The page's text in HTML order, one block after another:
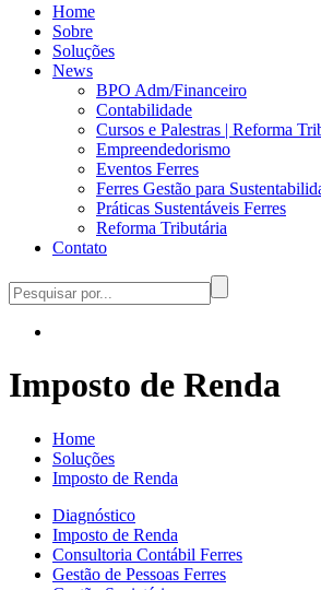
Home
Sobre
Soluções
News
BPO Adm/Financeiro
Contabilidade
Cursos e Palestras | Reforma
Empreendedorismo
Eventos Ferres
Ferres Gestão para
Práticas Sustentáveis Ferres
Reforma Tributária
Contato
Imposto de Renda
Home
Soluções
Imposto de Renda
Diagnóstico
Imposto de Renda
Consultoria Contábil Ferres
Gestão de Pessoas Ferres